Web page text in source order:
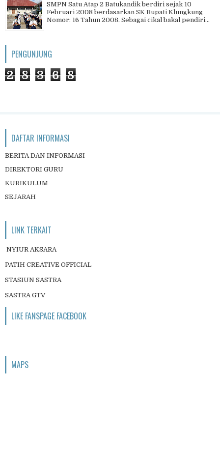
SMPN Satu Atap 2 Batukandik berdiri sejak 10
Februari 2008 berdasarkan SK Bupati Klungkung
Nomor: 16 Tahun 2008. Sebagai cikal bakal pendiri...
PENGUNJUNG
2 8 3 6 8
DAFTAR INFORMASI
BERITA DAN INFORMASI
DIREKTORI GURU
KURIKULUM
SEJARAH
LINK TERKAIT
NYIUR AKSARA
PATIH CREATIVE OFFICIAL
STASIUN SASTRA
SASTRA GTV
LIKE FANSPAGE FACEBOOK
MAPS